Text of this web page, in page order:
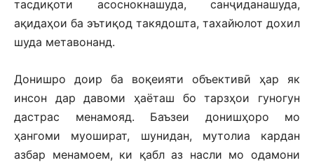
тасдиқоти асоснокнашуда, санҷиданашуда,
ақидаҳои ба эътиқод такядошта, тахайюлот дохил
шуда метавонанд.
Донишро доир ба воқеияти объективӣ ҳар як
инсон дар давоми ҳаёташ бо тарзҳои гуногун
дастрас менамояд. Баъзеи донишҳоро мо
ҳангоми муошират, шунидан, мутолиа кардан
азбар менамоем, ки қабл аз насли мо одамони